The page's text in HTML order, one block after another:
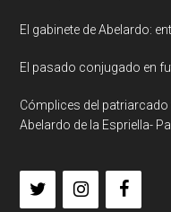
El gabinete de Abelardo:
El pasado conjugado en
Cómplices del
Abelardo de la Espriella-